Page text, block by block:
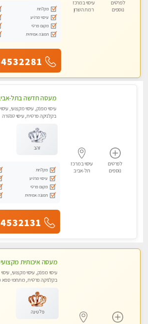
לפרטים
נוספים
עיסוי במרכז
רמת השרון
מקלחת
עיסוי מרגיע
מקום פרטי
תמונה אמיתית
לפרטים
נוספים
עיסוי במרכז
תל-אביב
עיסוי מפנק, עיסוי מקצועי, עיסוי
בקלניקה פרטית, עיסוי טנטרה
זהב
מקלחת
עיסוי מרגיע
מקום פרטי
תמונה אמיתית
עיסוי מפנק, עיסוי מקצועי, עיסוי
בקלניקה פרטית, מתחמי ספא
פלטינה